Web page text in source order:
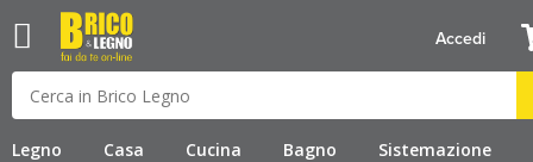
Legno Casa Cucina Bagno Sistemazione
Accedi